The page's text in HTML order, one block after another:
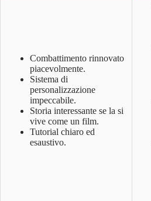
Combattimento rinnovato
piacevolmente.
Sistema di
personalizzazione
impeccabile.
Storia interessante se la si
vive come un film.
Tutorial chiaro ed
esaustivo.